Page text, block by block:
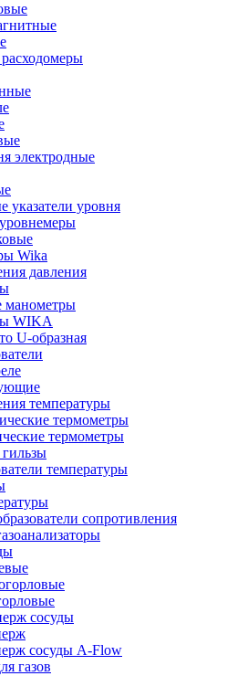
электродные
указатели уровня
Wika
давления
WIKA
U-образная
температуры
термометры
термометры
температуры
сопротивления
сосуды
сосуды A-Flow
газов